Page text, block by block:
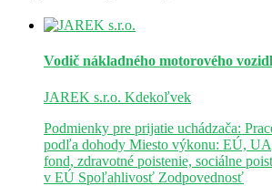
Vodič nákladného motorového
JAREK s.r.o. Kdekoľvek
Podmienky pre prijatie uchádzača:
podľa dohody Miesto výkonu: EÚ,
fond, zdravotné poistenie, sociálne
v EÚ Spoľahlivosť Zodpovednosť